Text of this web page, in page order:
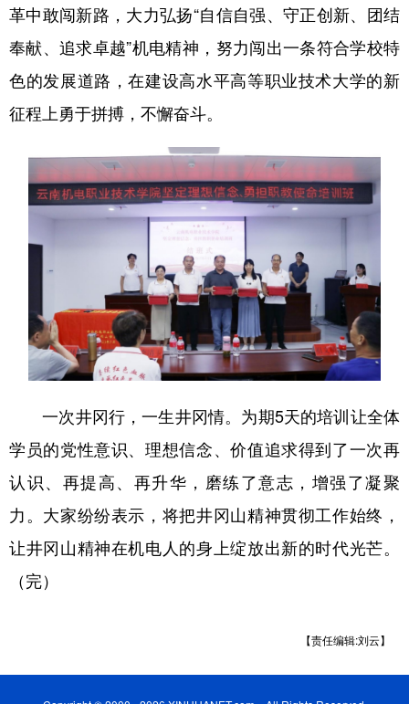
革中敢闯新路，大力弘扬“自信自强、守正创新、团结
奉献、追求卓越”机电精神，努力闯出一条符合学校特
色的发展道路，在建设高水平高等职业技术大学的新
征程上勇于拼搏，不懈奋斗。
一次井冈行，一生井冈情。为期5天的培训让全体
学员的党性意识、理想信念、价值追求得到了一次再
认识、再提高、再升华，磨练了意志，增强了凝聚
力。大家纷纷表示，将把井冈山精神贯彻工作始终，
让井冈山精神在机电人的身上绽放出新的时代光芒。
（完）
【责任编辑:刘云】